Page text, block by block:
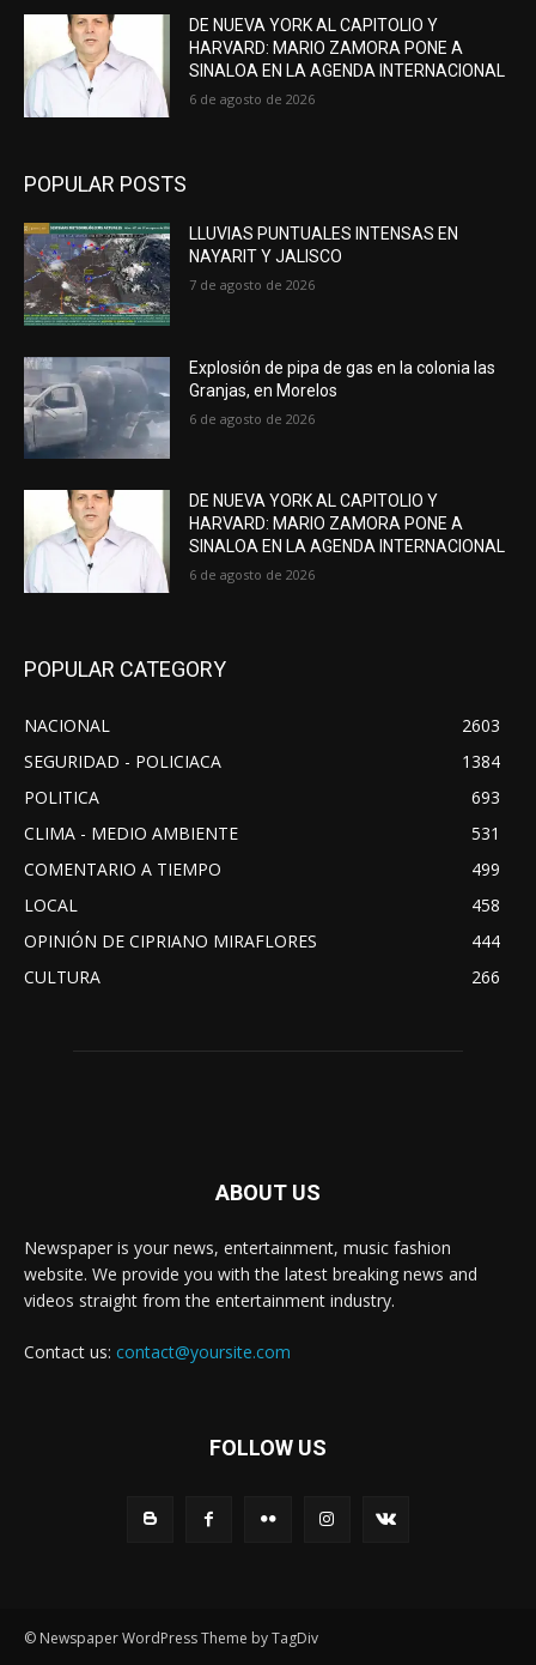
DE NUEVA YORK AL CAPITOLIO Y
HARVARD: MARIO ZAMORA PONE A
SINALOA EN LA AGENDA INTERNACIONAL
6 de agosto de 2026
POPULAR POSTS
LLUVIAS PUNTUALES INTENSAS EN
NAYARIT Y JALISCO
7 de agosto de 2026
Explosión de pipa de gas en la colonia las
Granjas, en Morelos
6 de agosto de 2026
DE NUEVA YORK AL CAPITOLIO Y
HARVARD: MARIO ZAMORA PONE A
SINALOA EN LA AGENDA INTERNACIONAL
6 de agosto de 2026
POPULAR CATEGORY
NACIONAL
2603
SEGURIDAD - POLICIACA
1384
POLITICA
693
CLIMA - MEDIO AMBIENTE
531
COMENTARIO A TIEMPO
499
LOCAL
458
OPINIÓN DE CIPRIANO MIRAFLORES
444
CULTURA
266
ABOUT US
Newspaper is your news, entertainment, music fashion
website. We provide you with the latest breaking news and
videos straight from the entertainment industry.
Contact us: contact@yoursite.com
FOLLOW US
© Newspaper WordPress Theme by TagDiv